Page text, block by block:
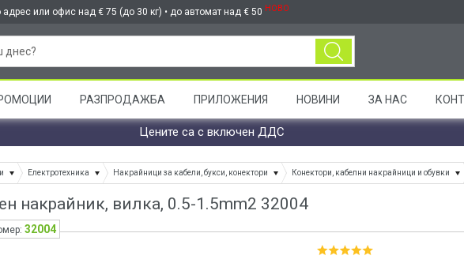
или офис над € 75 (до 30 кг) • до автомат над € 50 НОВО
РАЗПРОДАЖБА ПРИЛОЖЕНИЯ НОВИНИ ЗА НАС
Цените са с включен ДДС
Електротехника Накрайници за кабели, букси, конектори Конектори, кабелни накрайници и обувки
накрайник, вилка, 0.5-1.5mm2 32004
32004